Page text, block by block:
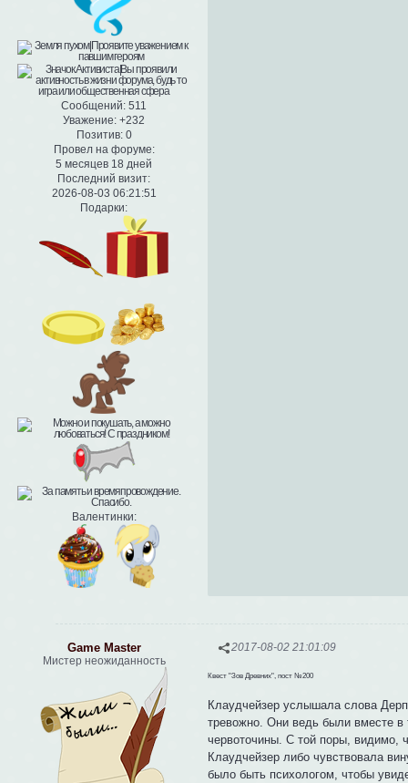
Сообщений: 511
Уважение: +232
Позитив: 0
Провел на форуме:
5 месяцев 18 дней
Последний визит:
2026-08-03 06:21:51
Подарки:
Валентинки:
2017-08-02 21:01:09
Game Master
Мистер неожиданность
Квест "Зов Древних", пост №200
Клаудчейзер услышала слова
тревожно. Они ведь были вместе в
червоточины. С той поры, видимо,
Клаудчейзер либо чувствовала
было быть психологом, чтобы